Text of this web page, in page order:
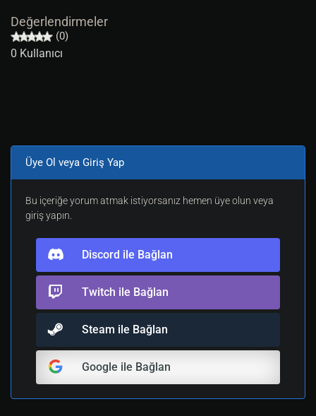
Değerlendirmeler
(0)
0 Kullanıcı
Üye Ol veya Giriş Yap
Bu içeriğe yorum atmak istiyorsanız hemen üye olun veya
giriş yapın.
Discord ile Bağlan
Twitch ile Bağlan
Steam ile Bağlan
Google ile Bağlan